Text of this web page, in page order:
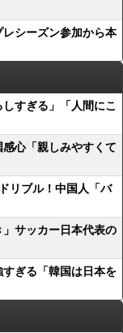
レシーズン参加から本
すぎる」「人間にこ
心「親しみやすくて
リブル！中国人「バ
サッカー日本代表の
ぎる「韓国は日本を